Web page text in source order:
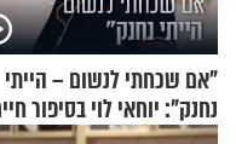
"אם שכחתי לנשום – הייתי
נחנק": יוחאי לוי בסיפור